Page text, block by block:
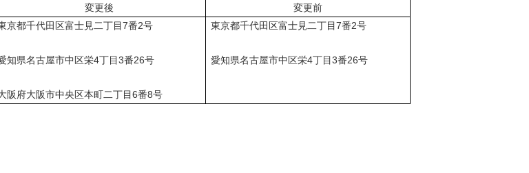
変更後
変更前
京都千代田区富士見二丁目7番2号
知県名古屋市中区栄4丁目3番26号
阪府大阪市中央区本町二丁目6番8号
東京都千代田区富士見二丁目7番2号
愛知県名古屋市中区栄4丁目3番26号